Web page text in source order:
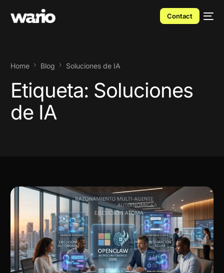
Contact
Home Blog Soluciones de IA
Etiqueta: Soluciones
de IA